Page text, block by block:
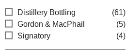
Distillery Bottling
(61)
Gordon & MacPhail
(5)
Signatory
(4)